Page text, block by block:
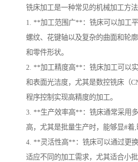
铣床加工是一种常见的机械加工方法
1. **加工范围广**：铣床可以加工平
螺纹、花键轴以及复杂的曲面和轮
和零件形状。
2. **加工精度高**：铣床加工可以
和表面光洁度，尤其是数控铣床（
程序控制实现高精度的加工。
3. **生产效率高**：铣床通常采用
高，尤其是批量生产时，能够显#着,
4. **灵活性高**：铣床可以通过更
适应不同的加工需求，尤其适合小